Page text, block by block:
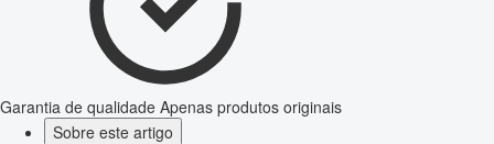
Garantia de qualidade Apenas produtos originais
Sobre este artigo